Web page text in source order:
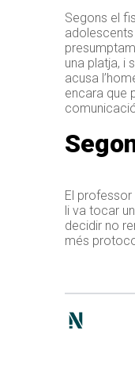
Segons el
adolescents
una platja, i
acusa
encara que
El
li va tocar
decidir no
més